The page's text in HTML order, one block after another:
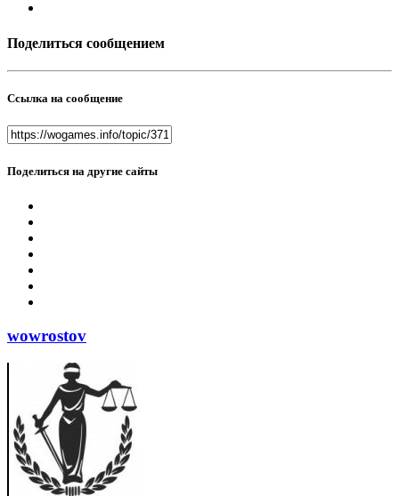
Поделиться сообщением
Ссылка на сообщение
Поделиться на другие сайты
wowrostov